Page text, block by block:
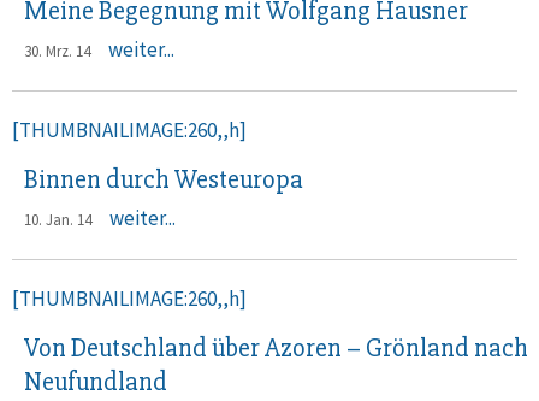
Meine Begegnung mit Wolfgang Hausner
30. Mrz. 14 weiter...
[THUMBNAILIMAGE:260,,h]
Binnen durch Westeuropa
10. Jan. 14 weiter...
[THUMBNAILIMAGE:260,,h]
Von Deutschland über Azoren – Grönland nach
Neufundland